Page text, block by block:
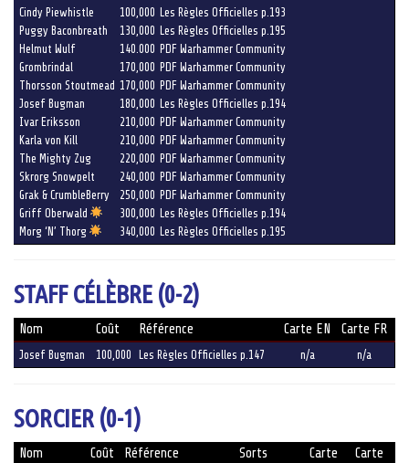
Cindy Piewhistle
100,000 Les Règles Officielles p.193
Puggy Baconbreath
130,000 Les Règles Officielles p.195
Helmut Wulf
140.000 PDF Warhammer Community
Grombrindal
170,000 PDF Warhammer Community
Thorsson Stoutmead 170,000 PDF Warhammer Community
Josef Bugman
180,000 Les Règles Officielles p.194
Ivar Eriksson
210,000 PDF Warhammer Community
Karla von Kill
210,000 PDF Warhammer Community
The Mighty Zug
220,000 PDF Warhammer Community
Skrorg Snowpelt
240,000 PDF Warhammer Community
Grak & CrumbleBerry
250,000 PDF Warhammer Community
Griff Oberwald
300,000 Les Règles Officielles p.194
Morg ‘N’ Thorg
340,000 Les Règles Officielles p.195
STAFF CÉLÈBRE (0-2)
Nom Coût Référence Carte EN Carte FR
Josef Bugman 100,000 Les Règles Officielles p.147 n/a n/a
SORCIER (0-1)
Nom Coût Référence Sorts
Carte
Carte